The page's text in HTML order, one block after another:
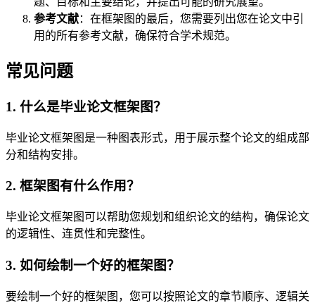
参考文献：在框架图的最后，您需要列出您在论文中引
用的所有参考文献，确保符合学术规范。
常见问题
1. 什么是毕业论文框架图？
毕业论文框架图是一种图表形式，用于展示整个论文的组成部
分和结构安排。
2. 框架图有什么作用？
毕业论文框架图可以帮助您规划和组织论文的结构，确保论文
的逻辑性、连贯性和完整性。
3. 如何绘制一个好的框架图？
要绘制一个好的框架图，您可以按照论文的章节顺序、逻辑关